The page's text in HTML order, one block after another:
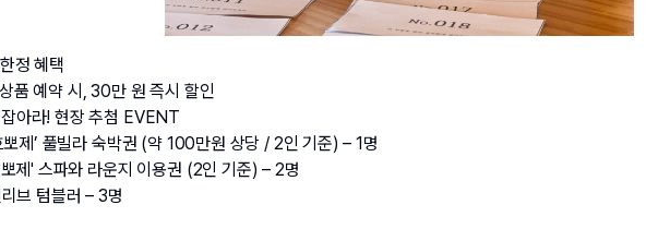
정 혜택
품 예약 시, 30만 원 즉시 할인
아라! 현장 추첨 EVENT
뽀제’ 풀빌라 숙박권 (약 100만원 상당 / 2인 기준) – 1명
제' 스파와 라운지 이용권 (2인 기준) – 2명
브 텀블러 – 3명